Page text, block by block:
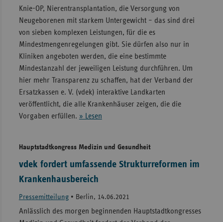
Knie-OP, Nierentransplantation, die Versorgung von
Neugeborenen mit starkem Untergewicht – das sind drei
von sieben komplexen Leistungen, für die es
Mindestmengenregelungen gibt. Sie dürfen also nur in
Kliniken angeboten werden, die eine bestimmte
Mindestanzahl der jeweiligen Leistung durchführen. Um
hier mehr Transparenz zu schaffen, hat der Verband der
Ersatzkassen e. V. (vdek) interaktive Landkarten
veröffentlicht, die alle Krankenhäuser zeigen, die die
Vorgaben erfüllen. » Lesen
Hauptstadtkongress Medizin und Gesundheit
vdek fordert umfassende Strukturreformen im
Krankenhausbereich
Pressemitteilung• Berlin, 14.06.2021
Anlässlich des morgen beginnenden Hauptstadtkongresses